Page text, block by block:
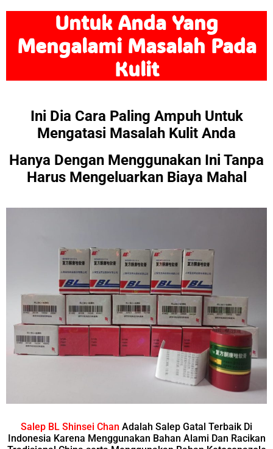
Untuk Anda Yang
Mengalami Masalah Pada
Kulit
Ini Dia Cara Paling Ampuh Untuk
Mengatasi Masalah Kulit Anda
Hanya Dengan Menggunakan Ini Tanpa
Harus Mengeluarkan Biaya Mahal
Salep BL Shinsei Chan Adalah Salep Gatal Terbaik Di
Indonesia Karena Menggunakan Bahan Alami Dan Racikan